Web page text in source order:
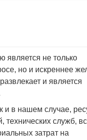
является не только
но и искреннее
и является
и в нашем случае,
технических служб,
затрат на